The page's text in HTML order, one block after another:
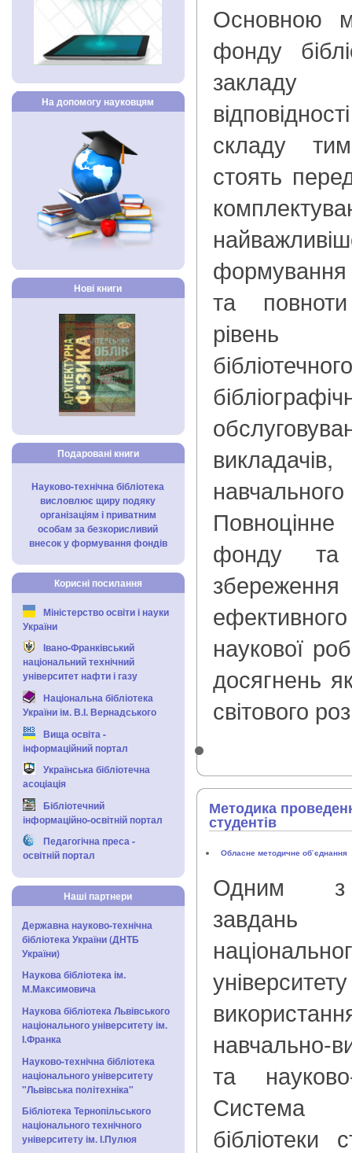
На допомогу науковцям
Нові книги
Подаровані книги
Науково-технічна бібліотека
висловлює щиру подяку
організаціям і приватним
особам за безкорисливий
внесок у формування фондів
Корисні посилання
Міністерство освіти і науки
України
Івано-Франківський
національний технічний
університет нафти і газу
Національна бібліотека
України ім. В.І. Вернадського
Вища освіта -
інформаційний портал
Українська бібліотечна
асоціація
Бібліотечний
інформаційно-освітній портал
Педагогічна преса -
освітній портал
Наші партнери
Державна науково-технічна
бібліотека України (ДНТБ
України)
Наукова бібліотека ім.
М.Максимовича
Наукова бібліотека Львівського
національного університету ім.
І.Франка
Науково-технічна бібліотека
національного університету
"Львівська політехніка"
Бібліотека Тернопільського
національного технічного
університету ім. І.Пулюя
Основною
фонду
закладу
складу
стоять
та
рівень
фонду та
наукової
досягнень
світового
Методика
студентів
Обласне методичне об’єднання
Одним з
навчально-
та
Система
бібліотеки